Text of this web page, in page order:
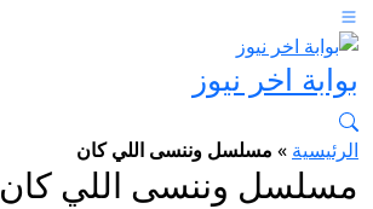
بوابة اخر نيوز
الرئيسية » مسلسل وننسى اللي كان
مسلسل وننسى اللي كان